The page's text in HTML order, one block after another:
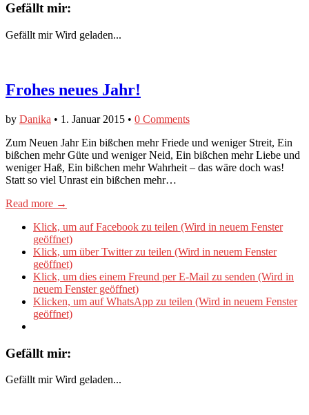
Gefällt mir:
Gefällt mir Wird geladen...
Frohes neues Jahr!
by Danika • 1. Januar 2015 • 0 Comments
Zum Neuen Jahr Ein bißchen mehr Friede und weniger Streit, Ein
bißchen mehr Güte und weniger Neid, Ein bißchen mehr Liebe und
weniger Haß, Ein bißchen mehr Wahrheit – das wäre doch was!
Statt so viel Unrast ein bißchen mehr…
Read more →
Klick, um auf Facebook zu teilen (Wird in neuem Fenster
geöffnet)
Klick, um über Twitter zu teilen (Wird in neuem Fenster
geöffnet)
Klick, um dies einem Freund per E-Mail zu senden (Wird in
neuem Fenster geöffnet)
Klicken, um auf WhatsApp zu teilen (Wird in neuem Fenster
geöffnet)
Gefällt mir:
Gefällt mir Wird geladen...